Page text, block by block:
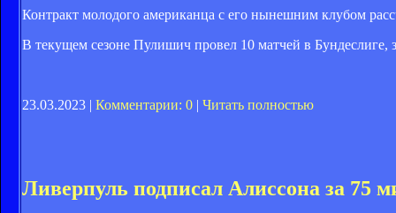
Контракт молодого американца с его нынешним клубом
В текущем сезоне Пулишич провел 10 матчей в Бундеслиге,
23.03.2023 | Комментарии: 0 | Читать полностью
Ливерпуль подписал Алиссона за 75